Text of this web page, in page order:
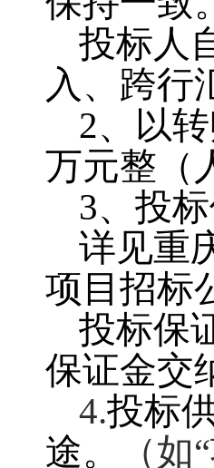
投标人
入、跨行
2、以
万元整（
3、投
详见重
项目招标
投标保
保证金交
4.投标
途。 （如